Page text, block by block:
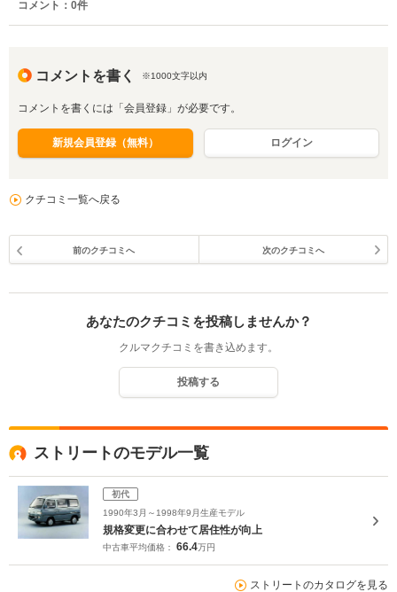
コメント： 0件
コメントを書く ※1000文字以内
コメントを書くには「会員登録」が必要です。
新規会員登録（無料） ログイン
クチコミ一覧へ戻る
前のクチコミへ 次のクチコミへ
あなたのクチコミを投稿しませんか？
クルマクチコミを書き込めます。
投稿する
ストリートのモデル一覧
初代
1990年3月～1998年9月生産モデル
規格変更に合わせて居住性が向上
中古車平均価格： 66.4万円
ストリートのカタログを見る